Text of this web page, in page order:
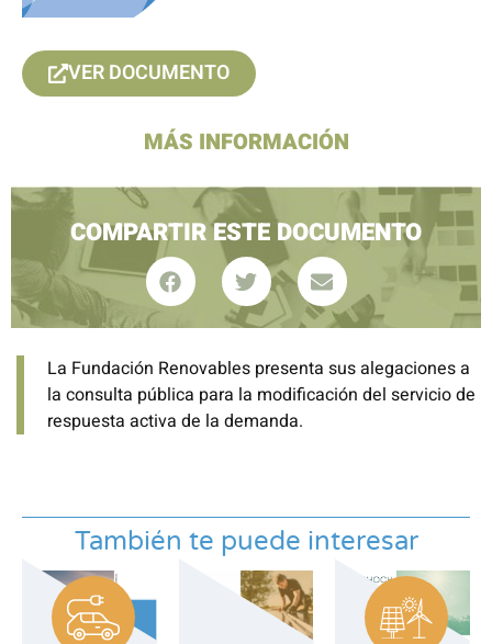
MÁS INFORMACIÓN
VER DOCUMENTO
COMPARTIR ESTE DOCUMENTO
La Fundación Renovables presenta sus alegaciones a
la consulta pública para la modificación del servicio de
respuesta activa de la demanda.
También te puede interesar